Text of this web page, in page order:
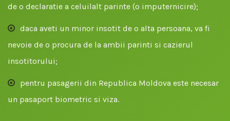
de o declaratie a celuilalt parinte (o imputernicire);
daca aveti un minor insotit de o alta persoana, va fi
nevoie de o procura de la ambii parinti si cazierul
insotitorului;
pentru pasagerii din Republica Moldova este necesar
un pasaport biometric si viza.